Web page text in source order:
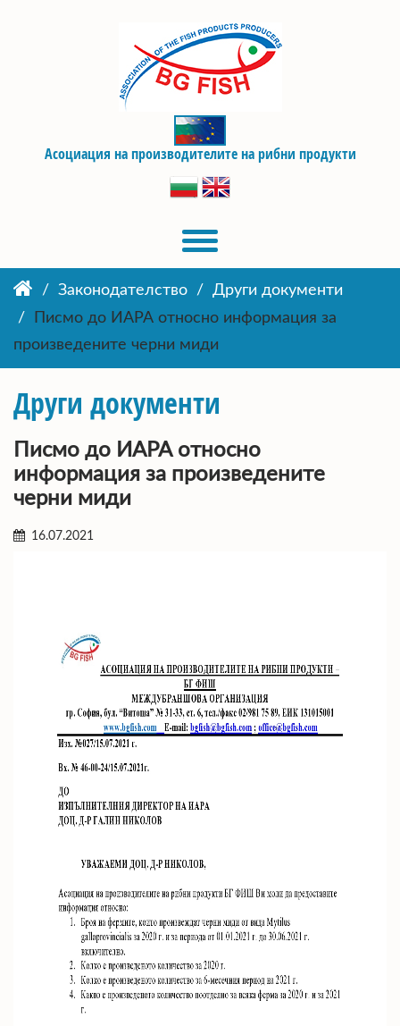
Асоциация на производителите на рибни продукти
Законодателство
Други документи
Писмо до ИАРА относно информация за
произведените черни миди
Други документи
Писмо до ИАРА относно
информация за произведените
черни миди
16.07.2021